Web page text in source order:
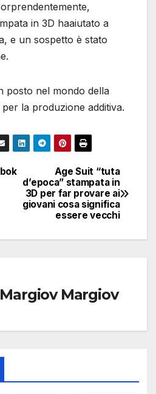
in 3D haaiutato a
e un sospetto è stato
posto nel mondo della
la produzione additiva.
Age Suit “tuta
d’epoca” stampata in
3D per far provare ai
giovani cosa significa
essere vecchi
Margiov Margiov